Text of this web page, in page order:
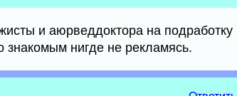
и аюрведдоктора на подработку
знакомым нигде не рекламясь.